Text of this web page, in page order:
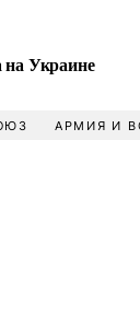
Украине
АРМИЯ И